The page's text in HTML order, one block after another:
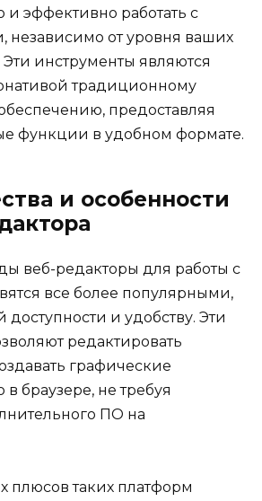
и эффективно работать с
независимо от уровня ваших
инструменты являются
традиционному
предоставляя
функции в удобном формате.
и особенности
веб-редакторы для работы с
все более популярными,
доступности и удобству. Эти
редактировать
графические
браузере, не требуя
ПО на
плюсов таких платформ